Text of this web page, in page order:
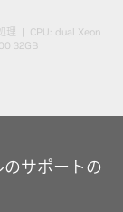
理 | CPU: dual Xeon
32GB
サポートの